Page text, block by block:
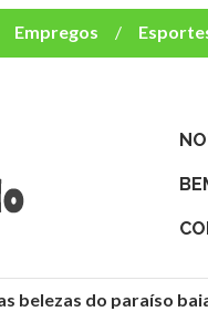
Empregos
Música e TV
belezas do paraíso